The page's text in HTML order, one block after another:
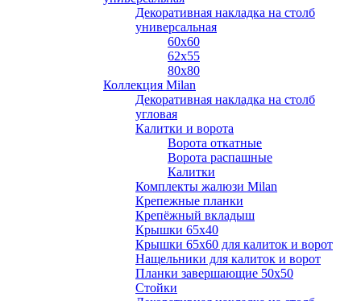
Декоративная накладка на столб
универсальная
60х60
62х55
80х80
Коллекция Milan
Декоративная накладка на столб
угловая
Калитки и ворота
Ворота откатные
Ворота распашные
Калитки
Комплекты жалюзи Milan
Крепежные планки
Крепёжный вкладыш
Крышки 65х40
Крышки 65х60 для калиток и ворот
Нащельники для калиток и ворот
Планки завершающие 50х50
Стойки